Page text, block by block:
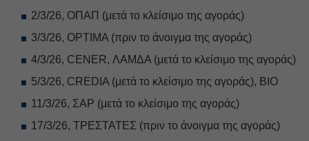
2/3/26, ΟΠΑΠ (μετά το κλείσιμο της αγοράς)
3/3/26, OPTIMA (πριν το άνοιγμα της αγοράς)
4/3/26, CENER, ΛΑΜΔΑ (μετά το κλείσιμο της αγοράς)
5/3/26, CREDIA (μετά το κλείσιμο της αγοράς), ΒΙΟ
11/3/26, ΣΑΡ (μετά το κλείσιμο της αγοράς)
17/3/26, ΤΡΕΣΤΑΤΕΣ (πριν το άνοιγμα της αγοράς)